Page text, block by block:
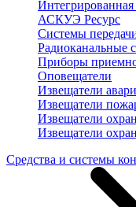
АСКУЭ Ресурс
Системы
Радиоканальные
Приборы
Оповещатели
Извещатели
Извещатели
Извещатели
Извещатели
Средства и системы